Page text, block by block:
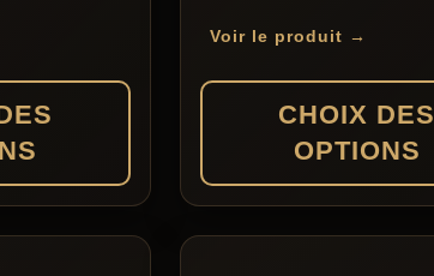
Voir le produit →
CHOIX DES
OPTIONS
produit